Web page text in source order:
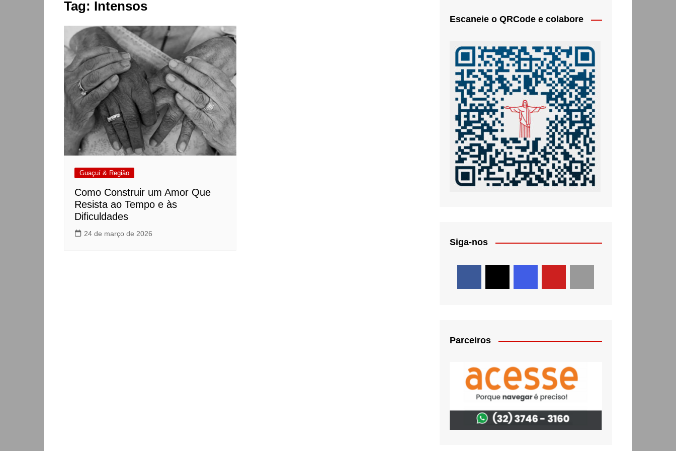
Tag: Intensos
Guaçuí & Região
Como Construir um Amor Que
Resista ao Tempo e às
Dificuldades
24 de março de 2026
Escaneie o QRCode e colabore
Siga-nos
Parceiros